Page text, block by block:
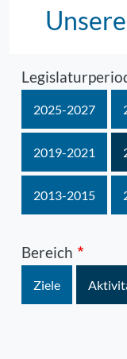
2025-2027
2019-2021
2013-2015
Bereich
Ziele